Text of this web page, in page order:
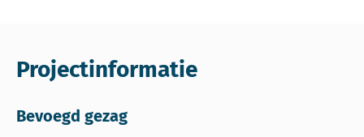
Projectinformatie
Bevoegd gezag